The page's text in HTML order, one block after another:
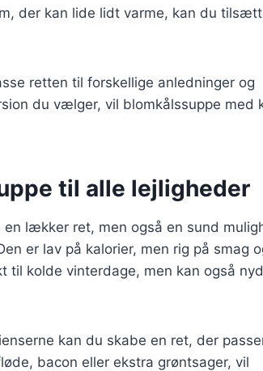
der kan lide lidt varme, kan du
retten til forskellige anledninger og
du vælger, vil blomkålssuppe med
til alle lejligheder
en lækker ret, men også en sund
er lav på kalorier, men rig på smag
til kolde vinterdage, men kan også
kan du skabe en ret, der
bacon eller ekstra grøntsager, vil